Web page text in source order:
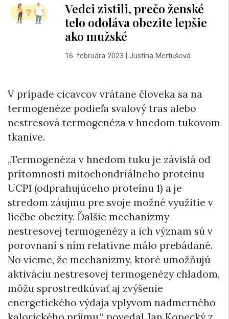
Vedci zistili, prečo ženské
telo odoláva obezite lepšie
ako mužské
16. februára 2023 Justína Mertušová
V prípade cicavcov vrátane človeka sa na
termogenéze podieľa svalový tras alebo
nestresová termogenéza v hnedom tukovom
tkanive.
„Termogenéza v hnedom tuku je závislá od
prítomnosti mitochondriálneho proteínu
UCP1 (odprahujúceho proteínu 1) a je
stredom záujmu pre svoje možné využitie v
liečbe obezity. Ďalšie mechanizmy
nestresovej termogenézy a ich význam sú v
porovnaní s ním relatívne málo prebádané.
No vieme, že mechanizmy, ktoré umožňujú
aktiváciu nestresovej termogenézy chladom,
môžu sprostredkúvať aj zvýšenie
energetického výdaja vplyvom nadmerného